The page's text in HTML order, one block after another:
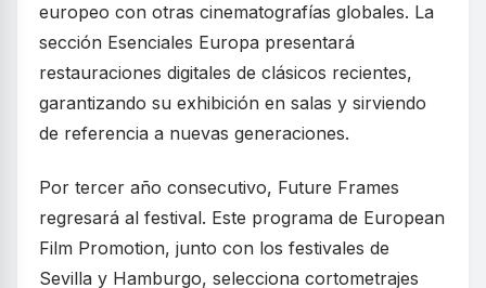
europeo con otras cinematografías globales. La
sección Esenciales Europa presentará
restauraciones digitales de clásicos recientes,
garantizando su exhibición en salas y sirviendo
de referencia a nuevas generaciones.
Por tercer año consecutivo, Future Frames
regresará al festival. Este programa de European
Film Promotion, junto con los festivales de
Sevilla y Hamburgo, selecciona cortometrajes